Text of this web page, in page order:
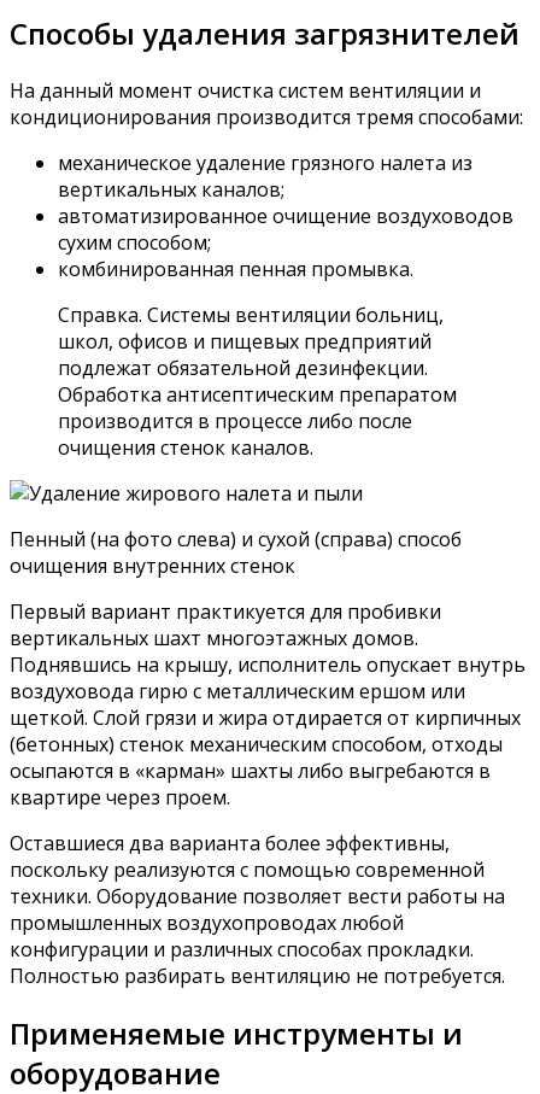
Способы удаления загрязнителей
На данный момент очистка систем вентиляции и
кондиционирования производится тремя способами:
механическое удаление грязного налета из
вертикальных каналов;
автоматизированное очищение воздуховодов
сухим способом;
комбинированная пенная промывка.
Справка. Системы вентиляции больниц,
школ, офисов и пищевых предприятий
подлежат обязательной дезинфекции.
Обработка антисептическим препаратом
производится в процессе либо после
очищения стенок каналов.
Пенный (на фото слева) и сухой (справа) способ
очищения внутренних стенок
Первый вариант практикуется для пробивки
вертикальных шахт многоэтажных домов.
Поднявшись на крышу, исполнитель опускает внутрь
воздуховода гирю с металлическим ершом или
щеткой. Слой грязи и жира отдирается от кирпичных
(бетонных) стенок механическим способом, отходы
осыпаются в «карман» шахты либо выгребаются в
квартире через проем.
Оставшиеся два варианта более эффективны,
поскольку реализуются с помощью современной
техники. Оборудование позволяет вести работы на
промышленных воздухопроводах любой
конфигурации и различных способах прокладки.
Полностью разбирать вентиляцию не потребуется.
Применяемые инструменты и
оборудование